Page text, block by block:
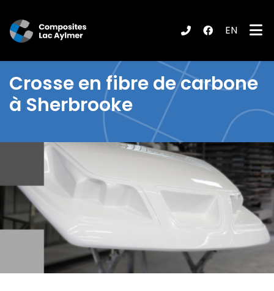
(Produits / Services )
EN
Crosse en fibre de carbone
à Sherbrooke